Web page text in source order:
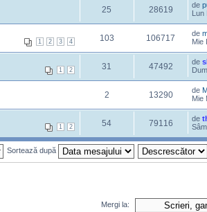
25 28619 de
Lun
1 2 3 4 103 106717 de
Mie
1 2 31 47492 de
2 13290 de
Mie
1 2 54 79116 de
Sortează după
Mergi la: